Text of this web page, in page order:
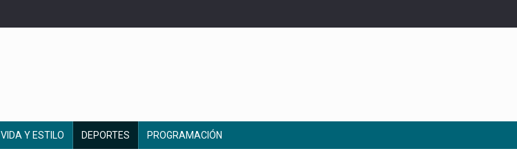
VIDA Y ESTILO DEPORTES PROGRAMACIÓN